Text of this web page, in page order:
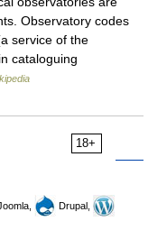
Observatory codes
service of the
cataloguing
18+
Drupal,